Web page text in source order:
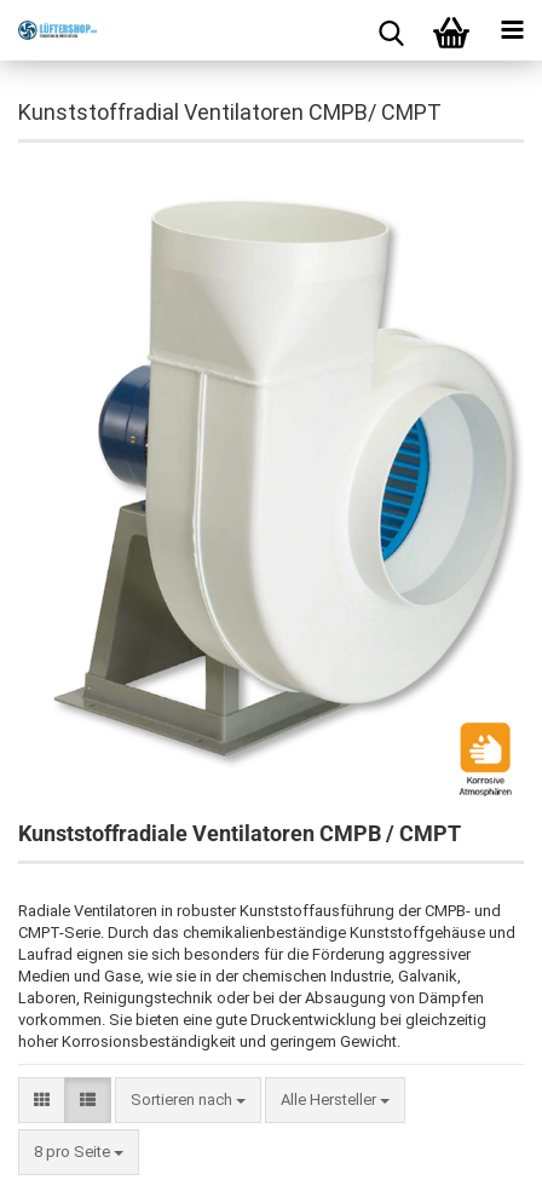
Kunststoffradial Ventilatoren CMPB/ CMPT
Kunststoffradiale Ventilatoren CMPB / CMPT
Radiale Ventilatoren in robuster Kunststoffausführung der CMPB- und
CMPT-Serie. Durch das chemikalienbeständige Kunststoffgehäuse und
Laufrad eignen sie sich besonders für die Förderung aggressiver
Medien und Gase, wie sie in der chemischen Industrie, Galvanik,
Laboren, Reinigungstechnik oder bei der Absaugung von Dämpfen
vorkommen. Sie bieten eine gute Druckentwicklung bei gleichzeitig
hoher Korrosionsbeständigkeit und geringem Gewicht.
Sortieren nach Alle Hersteller
8 pro Seite